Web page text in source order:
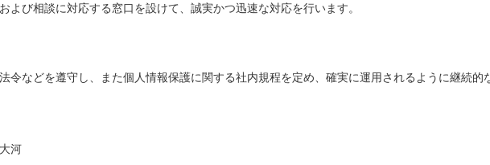
よび相談に対応する窓口を設けて、誠実かつ迅速な対応を行います。
令などを遵守し、また個人情報保護に関する社内規程を定め、確実に運用されるように継続的
河